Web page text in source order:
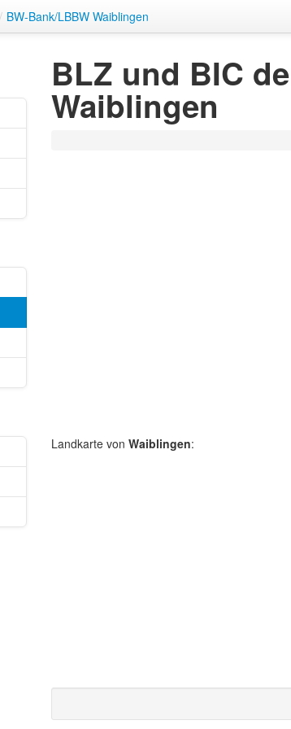
/ BW-Bank/LBBW Waiblingen
BLZ und BIC
Waiblingen
Landkarte von Waiblingen: